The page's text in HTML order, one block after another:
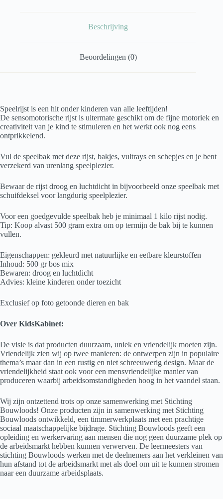
Beschrijving
Beoordelingen (0)
Speelrijst is een hit onder kinderen van alle leeftijden!
De sensomotorische rijst is uitermate geschikt om de fijne motoriek en
creativiteit van je kind te stimuleren en het werkt ook nog eens
ontprikkelend.
Vul de speelbak met deze rijst, bakjes, vultrays en schepjes en je bent
verzekerd van urenlang speelplezier.
Bewaar de rijst droog en luchtdicht in bijvoorbeeld onze speelbak met
schuifdeksel voor langdurig speelplezier.
Voor een goedgevulde speelbak heb je minimaal 1 kilo rijst nodig.
Tip: Koop alvast 500 gram extra om op termijn de bak bij te kunnen
vullen.
Eigenschappen: gekleurd met natuurlijke en eetbare kleurstoffen
Inhoud: 500 gr bos mix
Bewaren: droog en luchtdicht
Advies: kleine kinderen onder toezicht
Exclusief op foto getoonde dieren en bak
Over KidsKabinet:
De visie is dat producten duurzaam, uniek en vriendelijk moeten zijn.
Vriendelijk zien wij op twee manieren: de ontwerpen zijn in populaire
thema’s maar dan in een rustig en niet schreeuwerig design. Maar de
vriendelijkheid staat ook voor een mensvriendelijke manier van
produceren waarbij arbeidsomstandigheden hoog in het vaandel staan.
Wij zijn ontzettend trots op onze samenwerking met Stichting
Bouwloods! Onze producten zijn in samenwerking met Stichting
Bouwloods ontwikkeld, een timmerwerkplaats met een prachtige
sociaal maatschappelijke bijdrage. Stichting Bouwloods geeft een
opleiding en werkervaring aan mensen die nog geen duurzame plek op
de arbeidsmarkt hebben kunnen verwerven. De leermeesters van
stichting Bouwloods werken met de deelnemers aan het verkleinen van
hun afstand tot de arbeidsmarkt met als doel om uit te kunnen stromen
naar een duurzame arbeidsplaats.